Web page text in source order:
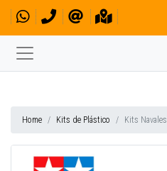
Home Kits de Plástico Kits Navales